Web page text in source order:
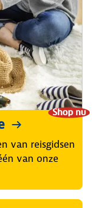
Shop nu
van reisgidsen
van onze